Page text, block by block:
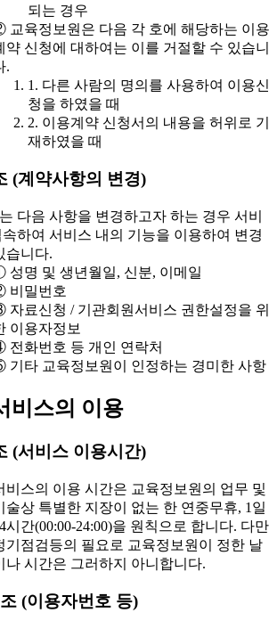
되는 경우
교육정보원은 다음 각 호에 해당하는 이용
약 신청에 대하여는 이를 거절할 수 있습니
.
1. 다른 사람의 명의를 사용하여 이용신
청을 하였을 때
2. 이용계약 신청서의 내용을 허위로 기
재하였을 때
(계약사항의 변경)
다음 사항을 변경하고자 하는 경우 서비
하여 서비스 내의 기능을 이용하여 변경
습니다.
성명 및 생년월일, 신분, 이메일
비밀번호
자료신청 / 기관회원서비스 권한설정을 위
이용자정보
전화번호 등 개인 연락처
기타 교육정보원이 인정하는 경미한 사항
비스의 이용
(서비스 이용시간)
비스의 이용 시간은 교육정보원의 업무 및
술상 특별한 지장이 없는 한 연중무휴, 1일
시간(00:00-24:00)을 원칙으로 합니다. 다만
기점검등의 필요로 교육정보원이 정한 날
나 시간은 그러하지 아니합니다.
(이용자번호 등)